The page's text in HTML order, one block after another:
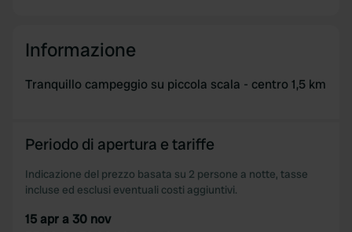
provided to them or that they’ve collected from your use
Informazione
Tranquillo campeggio su piccola scala - centro 1,5 km
Periodo di apertura e tariffe
Indicazione del prezzo basata su 2 persone a notte, tasse
incluse ed esclusi eventuali costi aggiuntivi.
15 apr a 30 nov